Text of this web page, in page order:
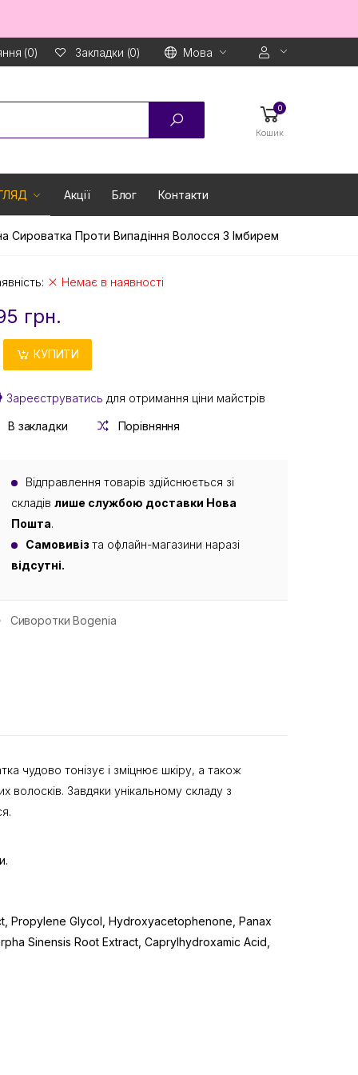
(0) Закладки (0) Мова
0
Кошик
Акції Блог Контакти
Сироватка Проти Випадіння Волосся З Імбирем
Немає в наявності
грн.
КУПИТИ
Зареєструватись для отримання ціни майстрів
В закладки Порівняння
Відправлення товарів здійснюється зі
складів лише службою доставки Нова
Пошта.
Самовивіз та офлайн-магазини наразі
відсутні.
Сиворотки Bogenia
чудово тонізує і зміцнює шкіру, а також
Завдяки унікальному складу з
Propylene Glycol, Hydroxyacetophenone, Panax
Sinensis Root Extract, Caprylhydroxamic Acid,